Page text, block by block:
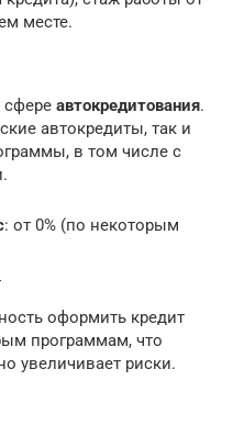
месте.
сфере автокредитования.
автокредиты, так и
в том числе с
: от 0% (по некоторым
оформить кредит
программам, что
увеличивает риски.